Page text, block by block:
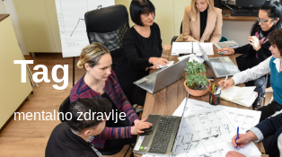
Tag
mentalno zdravlje